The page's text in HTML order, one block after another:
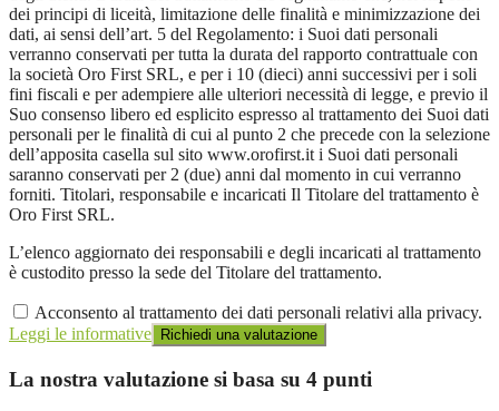
dei principi di liceità, limitazione delle finalità e minimizzazione dei
dati, ai sensi dell’art. 5 del Regolamento: i Suoi dati personali
verranno conservati per tutta la durata del rapporto contrattuale con
la società Oro First SRL, e per i 10 (dieci) anni successivi per i soli
fini fiscali e per adempiere alle ulteriori necessità di legge, e previo il
Suo consenso libero ed esplicito espresso al trattamento dei Suoi dati
personali per le finalità di cui al punto 2 che precede con la selezione
dell’apposita casella sul sito www.orofirst.it i Suoi dati personali
saranno conservati per 2 (due) anni dal momento in cui verranno
forniti. Titolari, responsabile e incaricati Il Titolare del trattamento è
Oro First SRL.
L’elenco aggiornato dei responsabili e degli incaricati al trattamento
è custodito presso la sede del Titolare del trattamento.
Acconsento al trattamento dei dati personali relativi alla privacy.
Leggi le informative
La nostra valutazione si basa su 4 punti